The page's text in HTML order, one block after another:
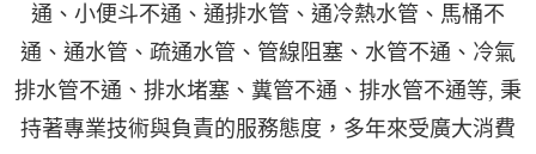
通、小便斗不通、通排水管、通冷熱水管、馬桶不
通、通水管、疏通水管、管線阻塞、水管不通、冷氣
排水管不通、排水堵塞、糞管不通、排水管不通等, 秉
持著專業技術與負責的服務態度，多年來受廣大消費